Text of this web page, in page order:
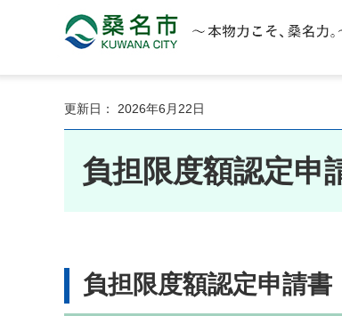
桑名市 KUWANA CITY 本物力こそ、桑名力。
更新日： 2026年6月22日
負担限度額認定申
負担限度額認定申請書